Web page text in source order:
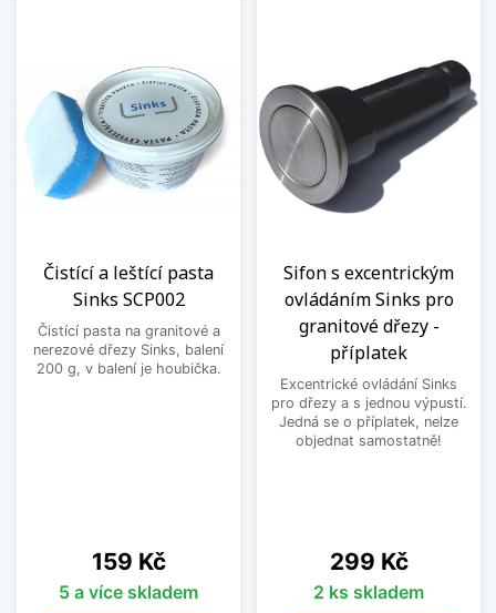
Čistící a leštící pasta
Sinks SCP002
Čistící pasta na granitové a
nerezové dřezy Sinks, balení
200 g, v balení je houbička.
Cena
159 Kč
5 a více skladem
Sifon s excentrickým
ovládáním Sinks pro
granitové dřezy -
příplatek
Excentrické ovládání Sinks
pro dřezy a s jednou výpustí.
Jedná se o příplatek, nelze
objednat samostatně!
Cena
299 Kč
2 ks skladem